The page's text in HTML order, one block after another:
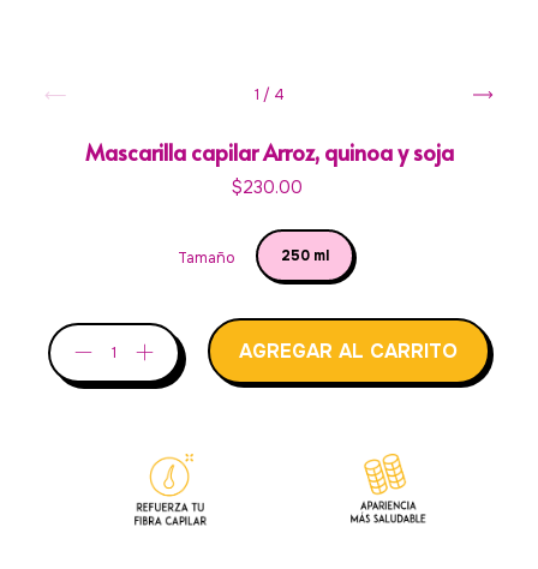
1 / 4
Mascarilla capilar Arroz, quinoa y soja
$230.00
Tamaño 250 ml